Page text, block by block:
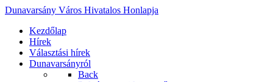
Dunavarsány Város Hivatalos Honlapja
Kezdőlap
Hírek
Választási hírek
Dunavarsányról
Back